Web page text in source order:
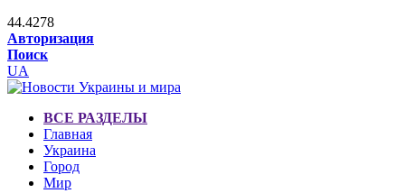
44.4278
Авторизация
Поиск
UA
ВСЕ РАЗДЕЛЫ
Главная
Украина
Город
Мир